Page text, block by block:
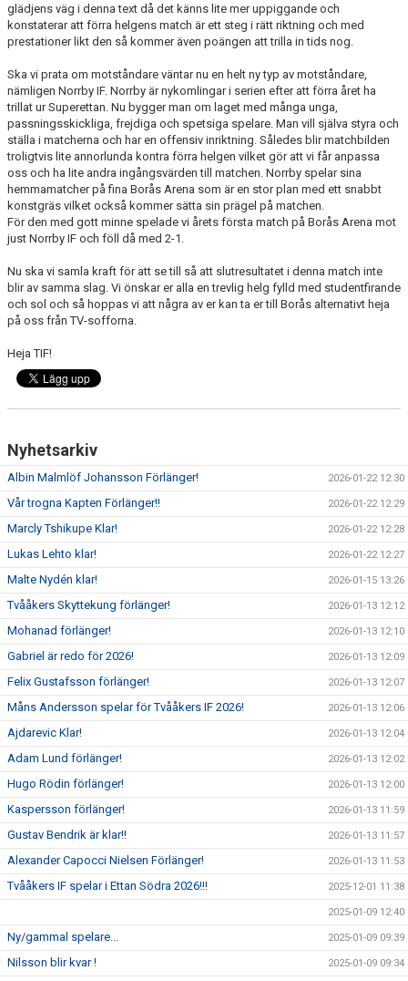
glädjens väg i denna text då det känns lite mer uppiggande och
konstaterar att förra helgens match är ett steg i rätt riktning och med
prestationer likt den så kommer även poängen att trilla in tids nog.
Ska vi prata om motståndare väntar nu en helt ny typ av motståndare,
nämligen Norrby IF. Norrby är nykomlingar i serien efter att förra året ha
trillat ur Superettan. Nu bygger man om laget med många unga,
passningsskickliga, frejdiga och spetsiga spelare. Man vill själva styra och
ställa i matcherna och har en offensiv inriktning. Således blir matchbilden
troligtvis lite annorlunda kontra förra helgen vilket gör att vi får anpassa
oss och ha lite andra ingångsvärden till matchen. Norrby spelar sina
hemmamatcher på fina Borås Arena som är en stor plan med ett snabbt
konstgräs vilket också kommer sätta sin prägel på matchen.
För den med gott minne spelade vi årets första match på Borås Arena mot
just Norrby IF och föll då med 2-1.
Nu ska vi samla kraft för att se till så att slutresultatet i denna match inte
blir av samma slag. Vi önskar er alla en trevlig helg fylld med studentfirande
och sol och så hoppas vi att några av er kan ta er till Borås alternativt heja
på oss från TV-sofforna.
Heja TIF!
Nyhetsarkiv
Albin Malmlöf Johansson Förlänger! 2026-01-22 12:30
Vår trogna Kapten Förlänger!! 2026-01-22 12:29
Marcly Tshikupe Klar! 2026-01-22 12:28
Lukas Lehto klar! 2026-01-22 12:27
Malte Nydén klar! 2026-01-15 13:26
Tvååkers Skyttekung förlänger! 2026-01-13 12:12
Mohanad förlänger! 2026-01-13 12:10
Gabriel är redo för 2026! 2026-01-13 12:09
Felix Gustafsson förlänger! 2026-01-13 12:07
Måns Andersson spelar för Tvååkers IF 2026! 2026-01-13 12:06
Ajdarevic Klar! 2026-01-13 12:04
Adam Lund förlänger! 2026-01-13 12:02
Hugo Rödin förlänger! 2026-01-13 12:00
Kaspersson förlänger! 2026-01-13 11:59
Gustav Bendrik är klar!! 2026-01-13 11:57
Alexander Capocci Nielsen Förlänger! 2026-01-13 11:53
Tvååkers IF spelar i Ettan Södra 2026!!! 2025-12-01 11:38
2025-01-09 12:40
Ny/gammal spelare... 2025-01-09 09:39
Nilsson blir kvar ! 2025-01-09 09:34